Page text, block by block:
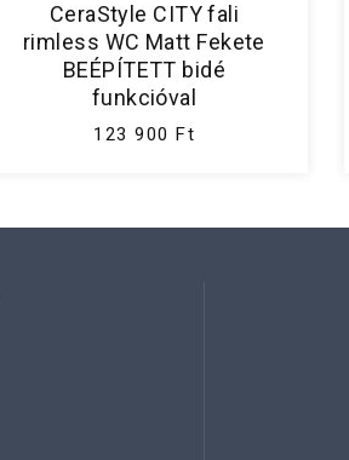
CeraStyle CITY fali
rimless WC Matt Fekete
BEÉPÍTETT bidé
funkcióval
123 900 Ft